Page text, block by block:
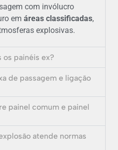
com invólucro
em áreas classificadas,
explosivas.
os painéis ex?
de passagem e ligação
painel comum e painel
atende normas